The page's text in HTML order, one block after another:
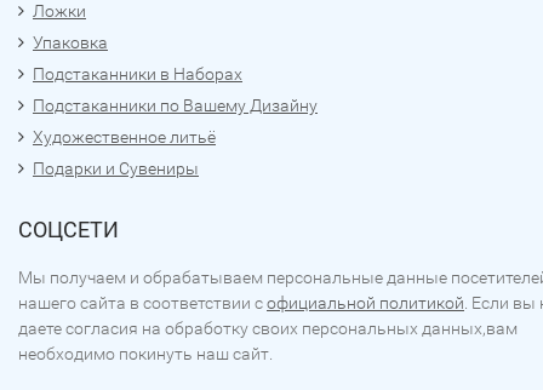
Ложки
Упаковка
Подстаканники в Наборах
Подстаканники по Вашему Дизайну
Художественное литьё
Подарки и Сувениры
СОЦСЕТИ
Мы получаем и обрабатываем персональные данные
нашего сайта в соответствии софициальной политикой . Если вы
даете согласия на обработку своих персональных данных,вам
необходимо покинуть наш сайт.